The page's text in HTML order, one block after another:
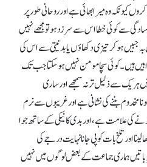
کیونکہ وہ میرا بھائی ہے اور روحانی طور پر
سادگی سے کوئی خطا اس سے سرزد ہو تو مجھے نہیں
جبیں ہوکر تیزی دکھاؤں یا بدنیتی سے اس کی
ہیں ۔ کوئی سچا مومن نہیں ہو سکتا جب تک
یک سے ذلیل تر نہ سمجھے اور ساری
مخدوم بننے کی نشانی ہے اور غریبوں سے نرم
کی علامت ہے، اور بدی کا نیکی کے ساتھ جوا
اور تلخ بات کو پی جانا نہایت درجے کی
باتیں ہماری جماعت کے بعض لوگوں میں نہیں